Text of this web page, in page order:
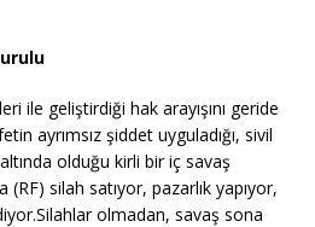
ile geliştirdiği hak arayışını geride
ayrımsız şiddet uyguladığı, sivil
olduğu kirli bir iç savaş
silah satıyor, pazarlık yapıyor,
olmadan, savaş sona